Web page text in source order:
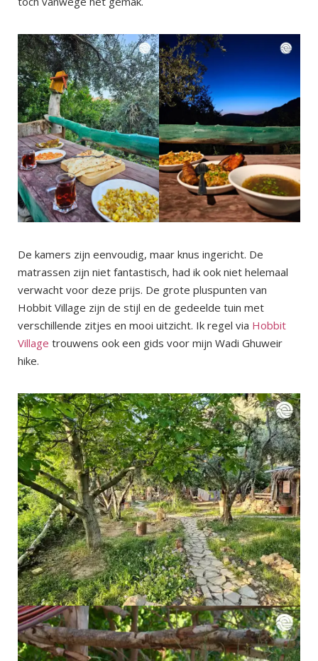
De kamers zijn eenvoudig, maar knus ingericht. De
matrassen zijn niet fantastisch, had ik ook niet helemaal
verwacht voor deze prijs. De grote pluspunten van
Hobbit Village zijn de stijl en de gedeelde tuin met
verschillende zitjes en mooi uitzicht. Ik regel via Hobbit
Village trouwens ook een gids voor mijn Wadi Ghuweir
hike.